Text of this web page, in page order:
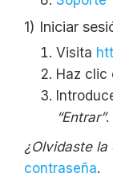
1) Iniciar
Visita
Haz clic
“Entrar”.
¿Olvidaste la
contraseña.